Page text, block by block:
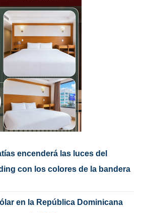
encenderá las luces del
con los colores de la bandera
en la República Dominicana